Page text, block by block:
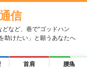
信
など、巷で“ゴッドハン
助けたい」と願うあなたへ
首肩
腰痛